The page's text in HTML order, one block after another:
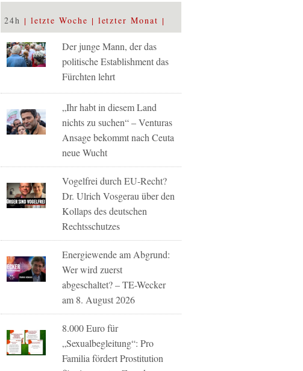
24h letzte Woche letzter Monat
Der junge Mann, der das
politische Establishment das
Fürchten lehrt
„Ihr habt in diesem Land
nichts zu suchen“ – Venturas
Ansage bekommt nach Ceuta
neue Wucht
Vogelfrei durch EU-Recht?
Dr. Ulrich Vosgerau über den
Kollaps des deutschen
Rechtsschutzes
Energiewende am Abgrund:
Wer wird zuerst
abgeschaltet? – TE-Wecker
am 8. August 2026
8.000 Euro für
„Sexualbegleitung“: Pro
Familia fördert Prostitution